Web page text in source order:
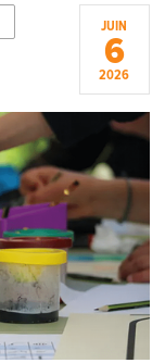
JUIN
6
2026